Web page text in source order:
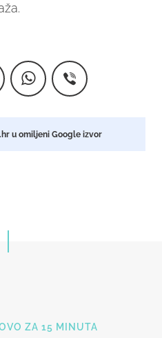
u omiljeni Google izvor
ZA 15 MINUTA